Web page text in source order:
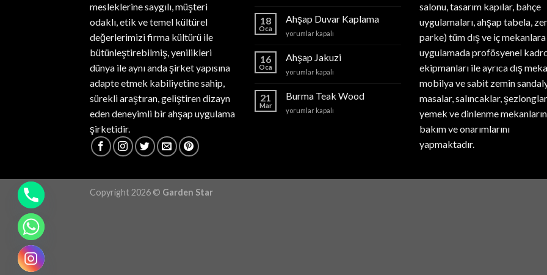
mesleklerine saygılı, müşteri
odaklı, etik ve temel kültürel
değerlerimizi firma kültürü ile
bütünleştirebilmiş, yenilikleri
dünya ile aynı anda şirket yapısına
adapte etmek kabiliyetine sahip,
sürekli araştıran, geliştiren dizayn
eden deneyimli bir ahşap uygulama
şirketidir.
için
18
Oca
Ahşap Duvar Kaplama
Ahşap
Kaplama
yorumlar kapalı
16
Oca
Ahşap Jakuzi
Ahşap
için
yorumlar kapalı
21
Mar
Burma Teak Wood
Burma
yorumlar kapalı
salonu, tasarım kapılar, bahçe
uygulamaları, ahşap tabela,
parke) tüm dış ve iç mekanlara
uygulamada profösyenel
ekipmanları ile ayrıca dış
mobilya ve sabit zemin
masalar, salıncaklar,
yemek ve dinlenme
bakım ve onarımlarını
yapmaktadır.
Copyright 2026 © Garden Star